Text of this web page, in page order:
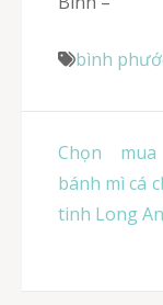
bình
Điều
hướng
bài
Chọn
bánh mì cá
tinh Long An